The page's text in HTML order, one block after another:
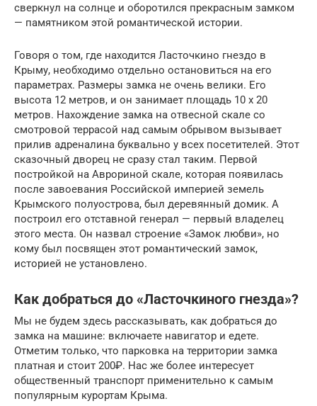
сверкнул на солнце и оборотился прекрасным замком
— памятником этой романтической истории.
Говоря о том, где находится Ласточкино гнездо в
Крыму, необходимо отдельно остановиться на его
параметрах. Размеры замка не очень велики. Его
высота 12 метров, и он занимает площадь 10 х 20
метров. Нахождение замка на отвесной скале со
смотровой террасой над самым обрывом вызывает
прилив адреналина буквально у всех посетителей. Этот
сказочный дворец не сразу стал таким. Первой
постройкой на Аврориной скале, которая появилась
после завоевания Российской империей земель
Крымского полуострова, был деревянный домик. А
построил его отставной генерал — первый владелец
этого места. Он назвал строение «Замок любви», но
кому был посвящен этот романтический замок,
историей не установлено.
Как добраться до «Ласточкиного гнезда»?
Мы не будем здесь рассказывать, как добраться до
замка на машине: включаете навигатор и едете.
Отметим только, что парковка на территории замка
платная и стоит 200₽. Нас же более интересует
общественный транспорт применительно к самым
популярным курортам Крыма.